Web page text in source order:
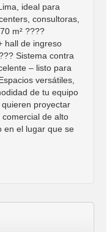
ideal para
consultoras,
m² ????
hall de ingreso
Sistema contra
– listo para
versátiles,
de tu equipo
proyectar
de alto
en el lugar que se